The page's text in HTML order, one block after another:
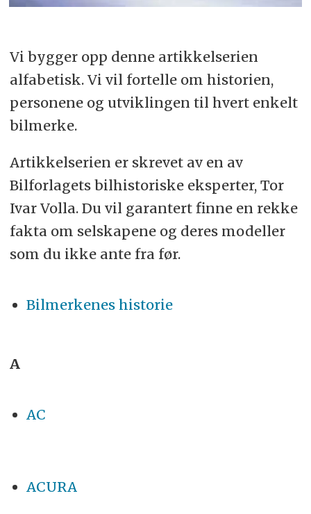
Vi bygger opp denne artikkelserien
alfabetisk. Vi vil fortelle om historien,
personene og utviklingen til hvert enkelt
bilmerke.
Artikkelserien er skrevet av en av
Bilforlagets bilhistoriske eksperter, Tor
Ivar Volla. Du vil garantert finne en rekke
fakta om selskapene og deres modeller
som du ikke ante fra før.
Bilmerkenes historie
A
AC
ACURA